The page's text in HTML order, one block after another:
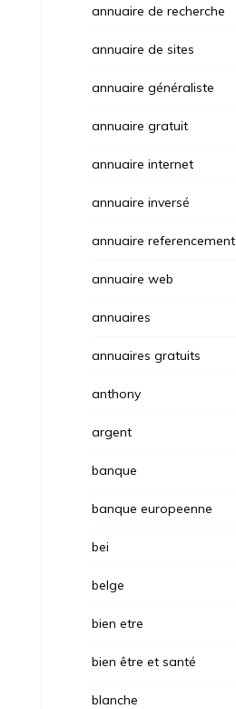
annuaire de recherche
annuaire de sites
annuaire généraliste
annuaire gratuit
annuaire internet
annuaire inversé
annuaire referencement
annuaire web
annuaires
annuaires gratuits
anthony
argent
banque
banque europeenne
bei
belge
bien etre
bien être et santé
blanche